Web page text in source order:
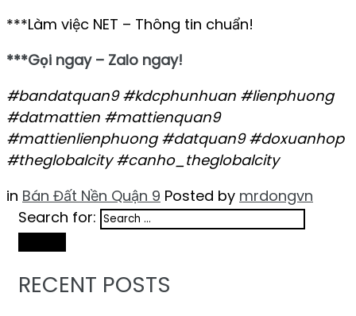
***Làm việc NET – Thông tin chuẩn!
***Gọi ngay – Zalo ngay!
#bandatquan9 #kdcphunhuan #lienphuong
#datmattien #mattienquan9
#mattienlienphuong #datquan9 #doxuanhop
#theglobalcity #canho_theglobalcity
in Bán Đất Nền Quận 9 Posted by mrdongvn
Search for:
RECENT POSTS